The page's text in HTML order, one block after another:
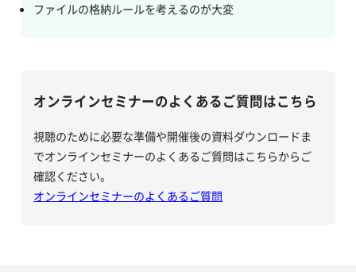
ファイルの格納ルールを考えるのが大変
オンラインセミナーのよくあるご質問はこちら
視聴のために必要な準備や開催後の資料ダウンロードま
でオンラインセミナーのよくあるご質問はこちらからご
確認ください。
オンラインセミナーのよくあるご質問